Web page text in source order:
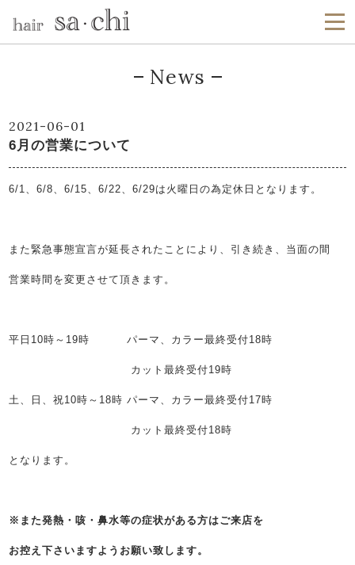
News
2021-06-01
6月の営業について
6/1、6/8、6/15、6/22、6/29は火曜日の為定休日となります。
また緊急事態宣言が延長されたことにより、引き続き、当面の間
営業時間を変更させて頂きます。
平日10時～19時 パーマ、カラー最終受付18時
カット最終受付19時
土、日、祝10時～18時 パーマ、カラー最終受付17時
カット最終受付18時
となります。
※また発熱・咳・鼻水等の症状がある方はご来店を
お控え下さいますようお願い致します。